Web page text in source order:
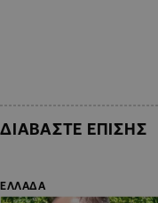
ΔΙΑΒΑΣΤΕ ΕΠΙΣΗΣ
ΕΛΛΑΔΑ